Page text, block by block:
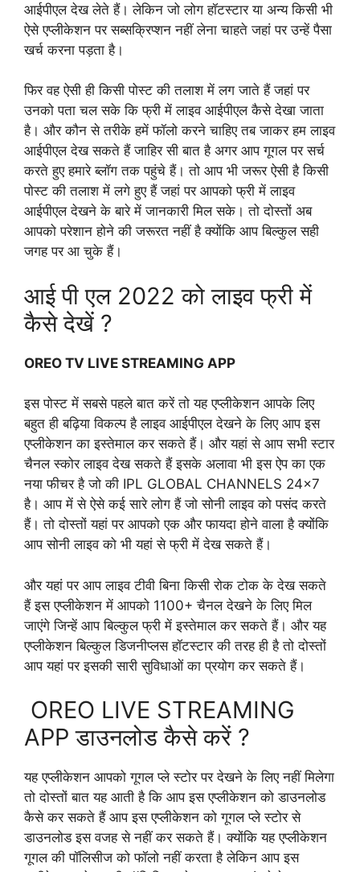
आईपीएल देख लेते हैं। लेकिन जो लोग हॉटस्टार या अन्य किसी भी
ऐसे एप्लीकेशन पर सब्सक्रिप्शन नहीं लेना चाहते जहां पर उन्हें पैसा
खर्च करना पड़ता है।
फिर वह ऐसी ही किसी पोस्ट की तलाश में लग जाते हैं जहां पर
उनको पता चल सके कि फ्री में लाइव आईपीएल कैसे देखा जाता
है। और कौन से तरीके हमें फॉलो करने चाहिए तब जाकर हम लाइव
आईपीएल देख सकते हैं जाहिर सी बात है अगर आप गूगल पर सर्च
करते हुए हमारे ब्लॉग तक पहुंचे हैं। तो आप भी जरूर ऐसी है किसी
पोस्ट की तलाश में लगे हुए हैं जहां पर आपको फ्री में लाइव
आईपीएल देखने के बारे में जानकारी मिल सके। तो दोस्तों अब
आपको परेशान होने की जरूरत नहीं है क्योंकि आप बिल्कुल सही
जगह पर आ चुके हैं।
आई पी एल 2022 को लाइव फ्री में
कैसे देखें ?
OREO TV LIVE STREAMING APP
इस पोस्ट में सबसे पहले बात करें तो यह एप्लीकेशन आपके लिए
बहुत ही बढ़िया विकल्प है लाइव आईपीएल देखने के लिए आप इस
एप्लीकेशन का इस्तेमाल कर सकते हैं। और यहां से आप सभी स्टार
चैनल स्कोर लाइव देख सकते हैं इसके अलावा भी इस ऐप का एक
नया फीचर है जो की IPL GLOBAL CHANNELS 24×7
है। आप में से ऐसे कई सारे लोग हैं जो सोनी लाइव को पसंद करते
हैं। तो दोस्तों यहां पर आपको एक और फायदा होने वाला है क्योंकि
आप सोनी लाइव को भी यहां से फ्री में देख सकते हैं।
और यहां पर आप लाइव टीवी बिना किसी रोक टोक के देख सकते
हैं इस एप्लीकेशन में आपको 1100+ चैनल देखने के लिए मिल
जाएंगे जिन्हें आप बिल्कुल फ्री में इस्तेमाल कर सकते हैं। और यह
एप्लीकेशन बिल्कुल डिजनीप्लस हॉटस्टार की तरह ही है तो दोस्तों
आप यहां पर इसकी सारी सुविधाओं का प्रयोग कर सकते हैं।
OREO LIVE STREAMING
APP डाउनलोड कैसे करें ?
यह एप्लीकेशन आपको गूगल प्ले स्टोर पर देखने के लिए नहीं मिलेगा
तो दोस्तों बात यह आती है कि आप इस एप्लीकेशन को डाउनलोड
कैसे कर सकते हैं आप इस एप्लीकेशन को गूगल प्ले स्टोर से
डाउनलोड इस वजह से नहीं कर सकते हैं। क्योंकि यह एप्लीकेशन
गूगल की पॉलिसीज को फॉलो नहीं करता है लेकिन आप इस